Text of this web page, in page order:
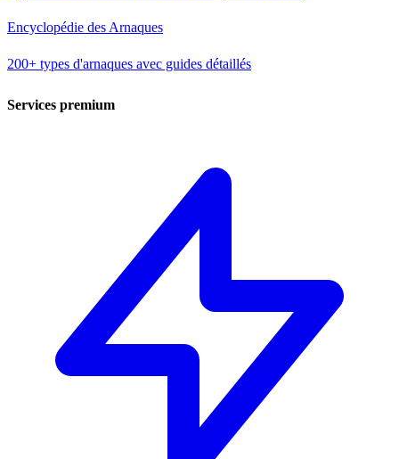
Encyclopédie des Arnaques
200+ types d'arnaques avec guides détaillés
Services premium